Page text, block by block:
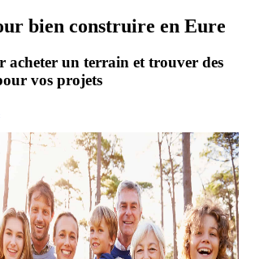
bien construire en Eure
acheter un terrain et trouver des
vos projets